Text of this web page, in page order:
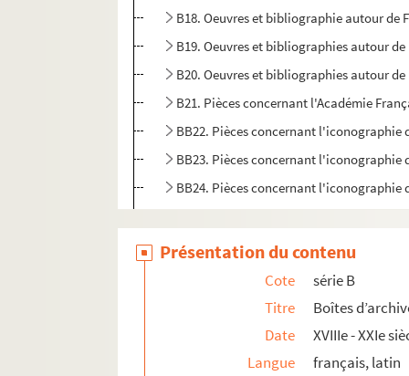
B18. Oeuvres et bibliographie autour de
B19. Oeuvres et bibliographies autour
B20. Oeuvres et bibliographies autour
B21. Pièces concernant l'Académie
BB22. Pièces concernant l'iconographie
BB23. Pièces concernant l'iconographie
BB24. Pièces concernant l'iconographie
BB26. Divers documents sur Fénelon
BB27. Boîte manquante
BB28. Pièces concernant divers articles
Série C. Portraits gravés de Fénelon
Série D. Bibliothèque d’imprimés fénelonniens
Présentation du contenu
Cote
série B
Titre
Boîtes
Date
XVIIIe - XXIe
Langue
français, latin